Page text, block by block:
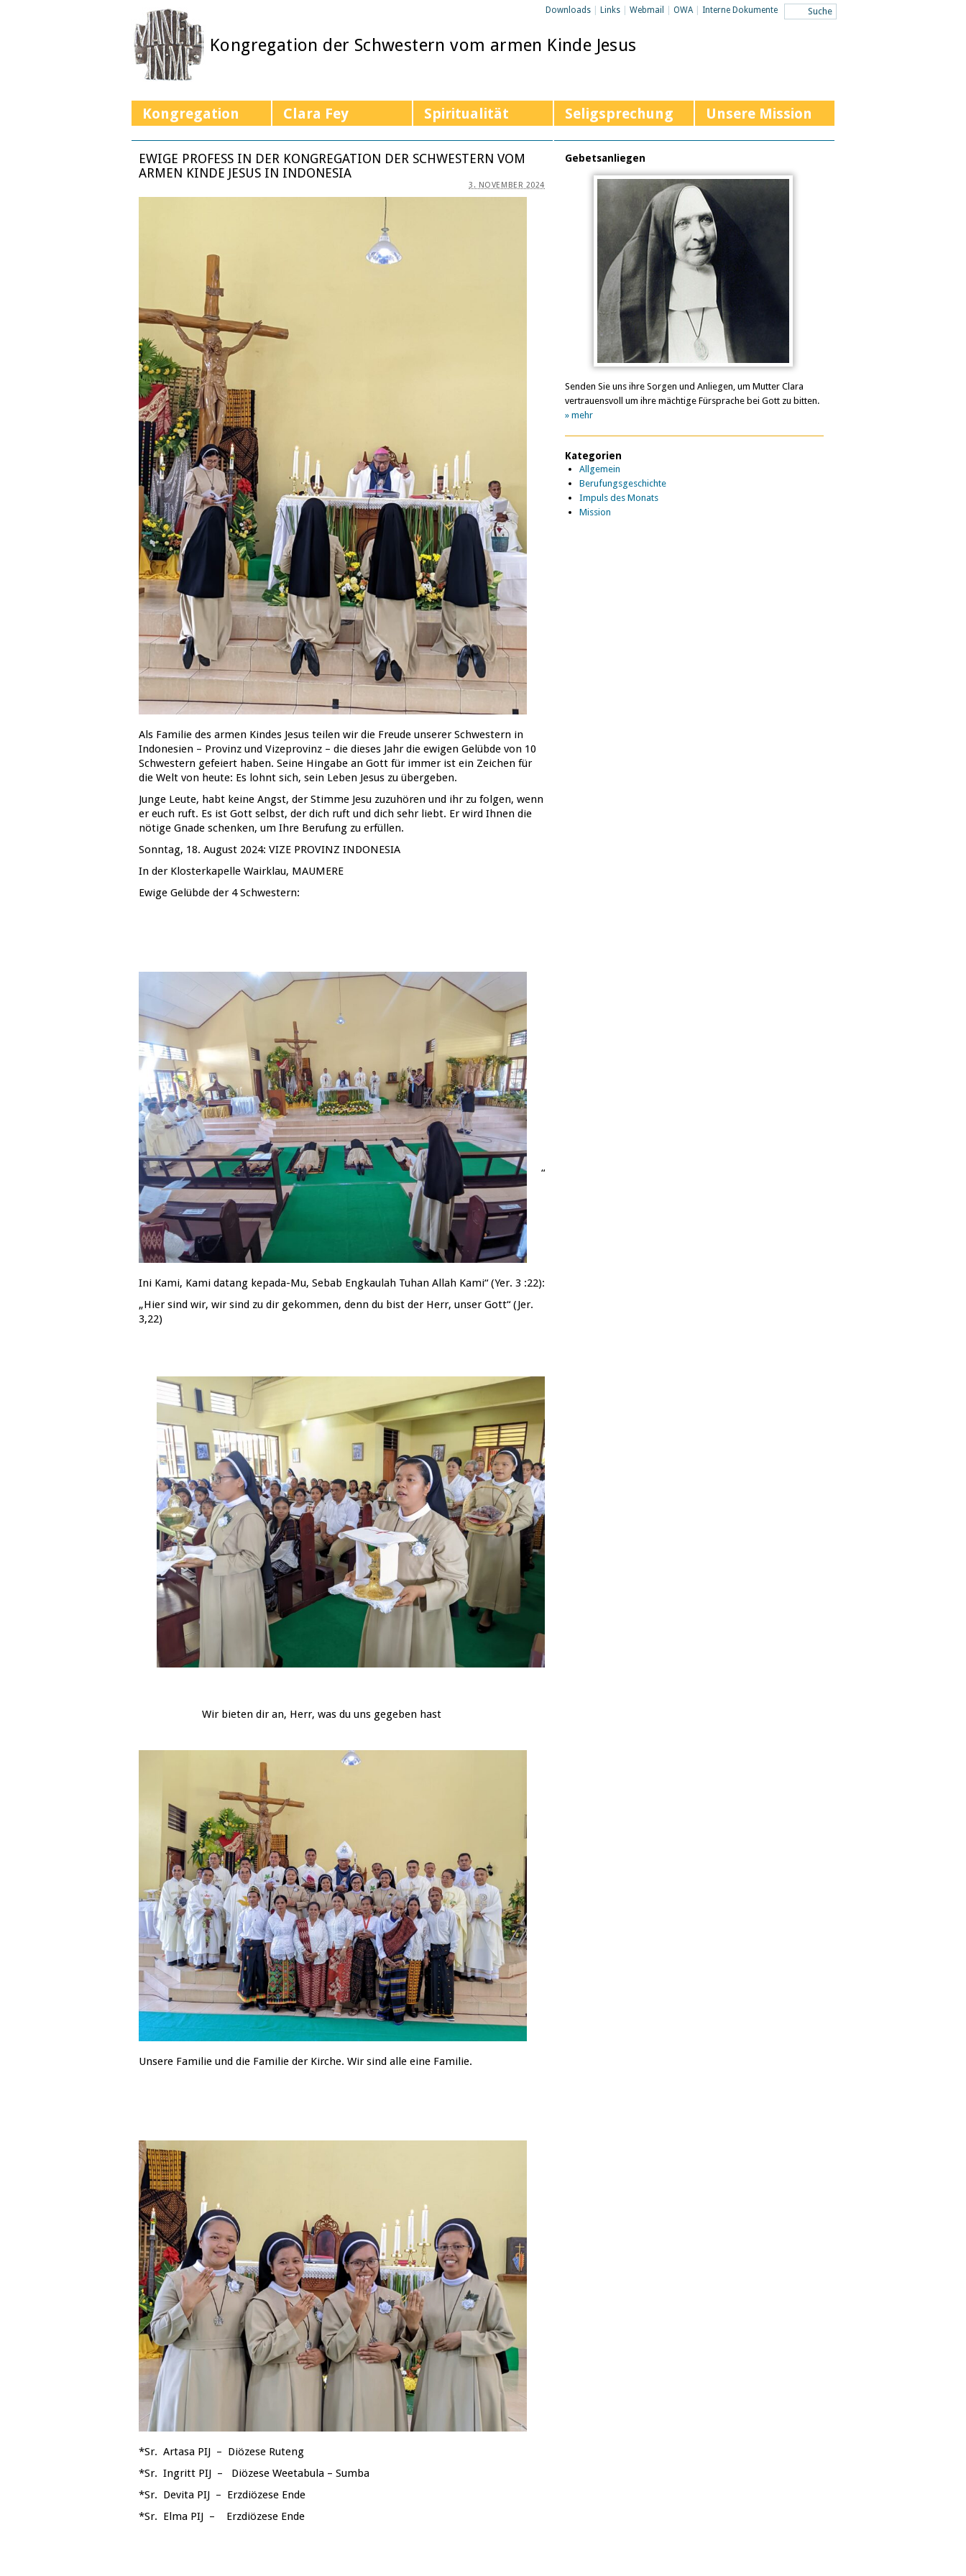
Downloads Links Webmail OWA| Interne Dokumente
Kongregation Clara Fey Spiritualität Seligsprechung Unsere Mission
Kongregation der Schwestern vom armen Kinde Jesus
EWIGE PROFESS IN DER KONGREGATION DER SCHWESTERN VOM
ARMEN KINDE JESUS IN INDONESIA
3. NOVEMBER 2024
Als Familie des armen Kindes Jesus teilen wir die Freude unserer Schwestern in
Indonesien – Provinz und Vizeprovinz – die dieses Jahr die ewigen Gelübde von 10
Schwestern gefeiert haben. Seine Hingabe an Gott für immer ist ein Zeichen für
die Welt von heute: Es lohnt sich, sein Leben Jesus zu übergeben.
Junge Leute, habt keine Angst, der Stimme Jesu zuzuhören und ihr zu folgen, wenn
er euch ruft. Es ist Gott selbst, der dich ruft und dich sehr liebt. Er wird Ihnen die
nötige Gnade schenken, um Ihre Berufung zu erfüllen.
Sonntag, 18. August 2024: VIZE PROVINZ INDONESIA
In der Klosterkapelle Wairklau, MAUMERE
Ewige Gelübde der 4 Schwestern:
“
Ini Kami, Kami datang kepada-Mu, Sebab Engkaulah Tuhan Allah Kami“ (Yer. 3 :22):
„Hier sind wir, wir sind zu dir gekommen, denn du bist der Herr, unser Gott“ (Jer.
3,22)
Wir bieten dir an, Herr, was du uns gegeben hast
Unsere Familie und die Familie der Kirche. Wir sind alle eine Familie.
*Sr. Artasa PIJ – Diözese Ruteng
*Sr. Ingritt PIJ – Diözese Weetabula – Sumba
*Sr. Devita PIJ – Erzdiözese Ende
*Sr. Elma PIJ – Erzdiözese Ende
Gebetsanliegen
Senden Sie uns ihre Sorgen und Anliegen, um Mutter Clara
vertrauensvoll um ihre mächtige Fürsprache bei Gott zu bitten.
» mehr
Kategorien
Allgemein
Berufungsgeschichte
Impuls des Monats
Mission